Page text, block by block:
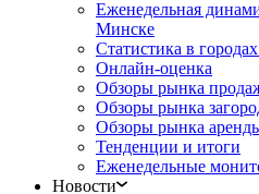
Еженедельная
Минске
Статистика в
Онлайн-оценка
Обзоры рынка
Обзоры рынка
Обзоры рынка
Тенденции и итоги
Еженедельные
Новости